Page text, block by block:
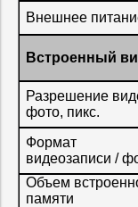
Внешнее
Встроенный
Разрешение
фото, пикс.
Формат
видеозаписи /
Объем
памяти